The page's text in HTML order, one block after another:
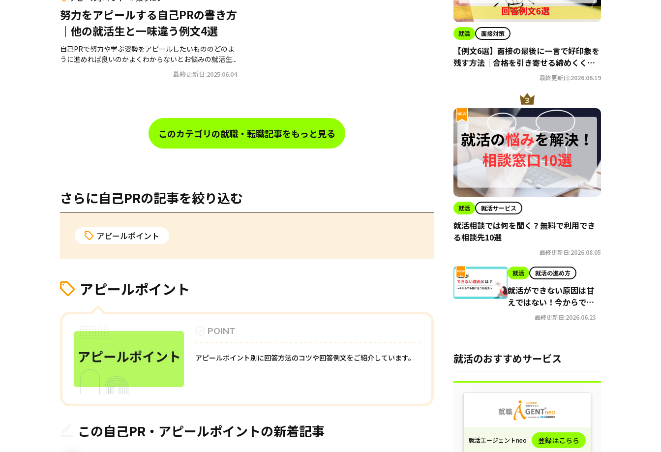
努力をアピールする自己PRの書き方
｜他の就活生と一味違う例文4選
自己PRで努力や学ぶ姿勢をアピールしたいもののどのよ
うに進めれば良いのかよくわからないとお悩みの就活生...
最終更新日:2025.06.04
このカテゴリの就職・転職記事をもっと見る
さらに自己PRの記事を絞り込む
アピールポイント
アピールポイント
POINT
アピールポイント別に回答方法のコツや回答例文をご紹介しています。
この自己PR・アピールポイントの新着記事
就活 面接対策
【例文6選】面接の最後に一言で好印象を
残す方法｜合格を引き寄せる締めくくり
最終更新日:2026.06.19
就活 就活サービス
就活相談では何を聞く？無料で利用でき
る相談先10選
最終更新日:2026.08.05
就活 就活の進め方
就活ができない原因は甘
えではない！今からでも
間に合う就職への対処法
最終更新日:2026.06.23
就活のおすすめサービス
就活エージェントneo 登録はこちら